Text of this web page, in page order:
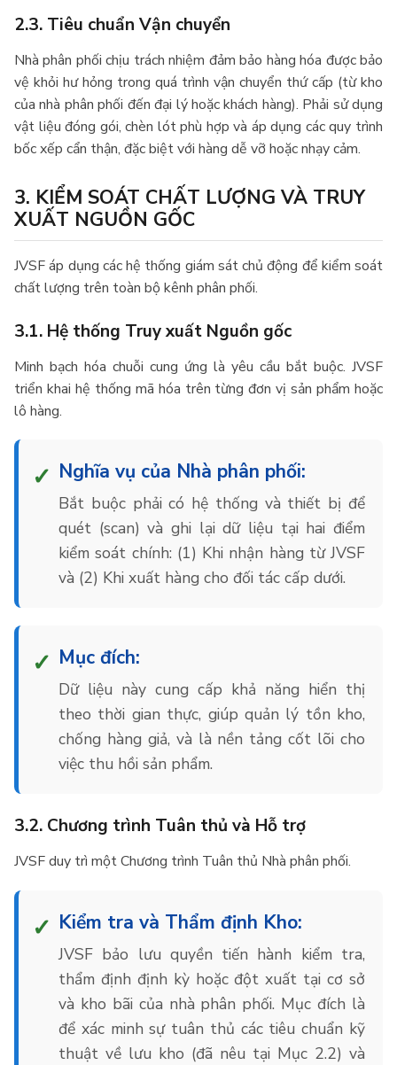
2.3. Tiêu chuẩn Vận chuyển
Nhà phân phối chịu trách nhiệm đảm bảo hàng hóa được bảo
vệ khỏi hư hỏng trong quá trình vận chuyển thứ cấp (từ kho
của nhà phân phối đến đại lý hoặc khách hàng). Phải sử dụng
vật liệu đóng gói, chèn lót phù hợp và áp dụng các quy trình
bốc xếp cẩn thận, đặc biệt với hàng dễ vỡ hoặc nhạy cảm.
3. KIỂM SOÁT CHẤT LƯỢNG VÀ TRUY
XUẤT NGUỒN GỐC
JVSF áp dụng các hệ thống giám sát chủ động để kiểm soát
chất lượng trên toàn bộ kênh phân phối.
3.1. Hệ thống Truy xuất Nguồn gốc
Minh bạch hóa chuỗi cung ứng là yêu cầu bắt buộc. JVSF
triển khai hệ thống mã hóa trên từng đơn vị sản phẩm hoặc
lô hàng.
Nghĩa vụ của Nhà phân phối:
Bắt buộc phải có hệ thống và thiết bị để
quét (scan) và ghi lại dữ liệu tại hai điểm
kiểm soát chính: (1) Khi nhận hàng từ JVSF
và (2) Khi xuất hàng cho đối tác cấp dưới.
Mục đích:
Dữ liệu này cung cấp khả năng hiển thị
theo thời gian thực, giúp quản lý tồn kho,
chống hàng giả, và là nền tảng cốt lõi cho
việc thu hồi sản phẩm.
3.2. Chương trình Tuân thủ và Hỗ trợ
JVSF duy trì một Chương trình Tuân thủ Nhà phân phối.
Kiểm tra và Thẩm định Kho:
JVSF bảo lưu quyền tiến hành kiểm tra,
thẩm định định kỳ hoặc đột xuất tại cơ sở
và kho bãi của nhà phân phối. Mục đích là
để xác minh sự tuân thủ các tiêu chuẩn kỹ
thuật về lưu kho (đã nêu tại Mục 2.2) và